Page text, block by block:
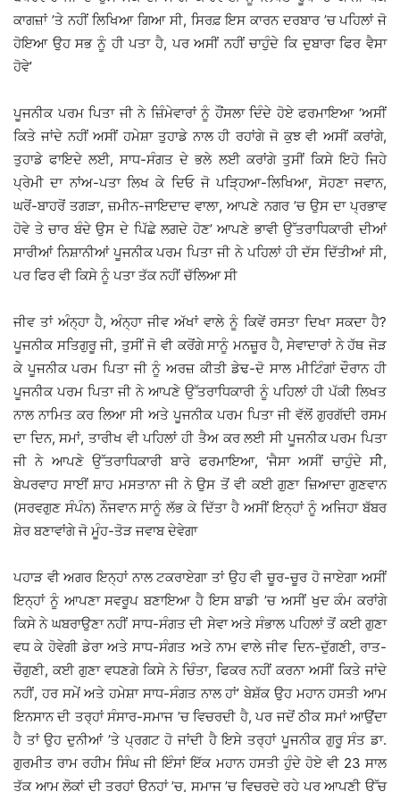
ਕਾਗਜ਼ਾਂ ’ਤੇ ਨਹੀਂ ਲਿਖਿਆ ਗਿਆ ਸੀ, ਸਿਰਫ਼ ਇਸ ਕਾਰਨ ਦਰਬਾਰ ’ਚ ਪਹਿਲਾਂ ਜੋ
ਹੋਇਆ ਉਹ ਸਭ ਨੂੰ ਹੀ ਪਤਾ ਹੈ, ਪਰ ਅਸੀਂ ਨਹੀਂ ਚਾਹੁੰਦੇ ਕਿ ਦੁਬਾਰਾ ਫਿਰ ਵੈਸਾ
ਹੋਵੇ’
ਪੂਜਨੀਕ ਪਰਮ ਪਿਤਾ ਜੀ ਨੇ ਜ਼ਿੰਮੇਵਾਰਾਂ ਨੂੰ ਹੌਂਸਲਾ ਦਿੰਦੇ ਹੋਏ ਫਰਮਾਇਆ ‘ਅਸੀਂ
ਕਿਤੇ ਜਾਂਦੇ ਨਹੀਂ ਅਸੀਂ ਹਮੇਸ਼ਾ ਤੁਹਾਡੇ ਨਾਲ ਹੀ ਰਹਾਂਗੇ ਜੋ ਕੁਝ ਵੀ ਅਸੀਂ ਕਰਾਂਗੇ,
ਤੁਹਾਡੇ ਫਾਇਦੇ ਲਈ, ਸਾਧ-ਸੰਗਤ ਦੇ ਭਲੇ ਲਈ ਕਰਾਂਗੇ ਤੁਸੀਂ ਕਿਸੇ ਇਹੋ ਜਿਹੇ
ਪ੍ਰੇਮੀ ਦਾ ਨਾਂਅ-ਪਤਾ ਲਿਖ ਕੇ ਦਿਓ ਜੋ ਪੜਿ੍ਹਆ-ਲਿਖਿਆ, ਸੋਹਣਾ ਜਵਾਨ,
ਘਰੋਂ-ਬਾਹਰੋਂ ਤਗੜਾ, ਜ਼ਮੀਨ-ਜਾਇਦਾਦ ਵਾਲਾ, ਆਪਣੇ ਨਗਰ ’ਚ ਉਸ ਦਾ ਪ੍ਰਭਾਵ
ਹੋਵੇ ਤੇ ਚਾਰ ਬੰਦੇ ਉਸ ਦੇ ਪਿੱਛੇ ਲਗਦੇ ਹੋਣ’ ਆਪਣੇ ਭਾਵੀ ਉੱਤਰਾਧਿਕਾਰੀ ਦੀਆਂ
ਸਾਰੀਆਂ ਨਿਸ਼ਾਨੀਆਂ ਪੂਜਨੀਕ ਪਰਮ ਪਿਤਾ ਜੀ ਨੇ ਪਹਿਲਾਂ ਹੀ ਦੱਸ ਦਿੱਤੀਆਂ ਸੀ,
ਪਰ ਫਿਰ ਵੀ ਕਿਸੇ ਨੂੰ ਪਤਾ ਤੱਕ ਨਹੀਂ ਚੱਲਿਆ ਸੀ
ਜੀਵ ਤਾਂ ਅੰਨ੍ਹਾ ਹੈ, ਅੰਨ੍ਹਾ ਜੀਵ ਅੱਖਾਂ ਵਾਲੇ ਨੂੰ ਕਿਵੇਂ ਰਸਤਾ ਦਿਖਾ ਸਕਦਾ ਹੈ?
ਪੂਜਨੀਕ ਸਤਿਗੁਰੂ ਜੀ, ਤੁਸੀਂ ਜੋ ਵੀ ਕਰੋਂਗੇ ਸਾਨੂੰ ਮਨਜ਼ੂਰ ਹੈ, ਸੇਵਾਦਾਰਾਂ ਨੇ ਹੱਥ ਜੋੜ
ਕੇ ਪੂਜਨੀਕ ਪਰਮ ਪਿਤਾ ਜੀ ਨੂੰ ਅਰਜ਼ ਕੀਤੀ ਡੇਢ-ਦੋ ਸਾਲ ਮੀਟਿੰਗਾਂ ਦੌਰਾਨ ਹੀ
ਪੂਜਨੀਕ ਪਰਮ ਪਿਤਾ ਜੀ ਨੇ ਆਪਣੇ ਉੱਤਰਾਧਿਕਾਰੀ ਨੂੰ ਪਹਿਲਾਂ ਹੀ ਪੱਕੀ ਲਿਖਤ
ਨਾਲ ਨਾਮਿਤ ਕਰ ਲਿਆ ਸੀ ਅਤੇ ਪੂਜਨੀਕ ਪਰਮ ਪਿਤਾ ਜੀ ਵੱਲੋਂ ਗੁਰਗੱਦੀ ਰਸਮ
ਦਾ ਦਿਨ, ਸਮਾਂ, ਤਾਰੀਖ ਵੀ ਪਹਿਲਾਂ ਹੀ ਤੈਅ ਕਰ ਲਈ ਸੀ ਪੂਜਨੀਕ ਪਰਮ ਪਿਤਾ
ਜੀ ਨੇ ਆਪਣੇ ਉੱਤਰਾਧਿਕਾਰੀ ਬਾਰੇ ਫਰਮਾਇਆ, ‘ਜੈਸਾ ਅਸੀਂ ਚਾਹੁੰਦੇ ਸੀੇ,
ਬੇਪਰਵਾਹ ਸਾਈਂ ਸ਼ਾਹ ਮਸਤਾਨਾ ਜੀ ਨੇ ਉਸ ਤੋਂ ਵੀ ਕਈ ਗੁਣਾ ਜ਼ਿਆਦਾ ਗੁਣਵਾਨ
(ਸਰਵਗੁਣ ਸੰਪੰਨ) ਨੌਜਵਾਨ ਸਾਨੂੰ ਲੱਭ ਕੇ ਦਿੱਤਾ ਹੈ ਅਸੀਂ ਇਨ੍ਹਾਂ ਨੂੰ ਅਜਿਹਾ ਬੱਬਰ
ਸ਼ੇਰ ਬਣਾਵਾਂਗੇ ਜੋ ਮੂੰਹ-ਤੋੜ ਜਵਾਬ ਦੇਵੇਗਾ
ਪਹਾੜ ਵੀ ਅਗਰ ਇਨ੍ਹਾਂ ਨਾਲ ਟਕਰਾਏਗਾ ਤਾਂ ਉਹ ਵੀ ਚੂਰ-ਚੂਰ ਹੋ ਜਾਏਗਾ ਅਸੀਂ
ਇਨ੍ਹਾਂ ਨੂੰ ਆਪਣਾ ਸਵਰੂਪ ਬਣਾਇਆ ਹੈ ਇਸ ਬਾਡੀ ’ਚ ਅਸੀਂ ਖੁਦ ਕੰਮ ਕਰਾਂਗੇ
ਕਿਸੇ ਨੇ ਘਬਰਾਉਣਾ ਨਹੀਂ ਸਾਧ-ਸੰਗਤ ਦੀ ਸੇਵਾ ਅਤੇ ਸੰਭਾਲ ਪਹਿਲਾਂ ਤੋਂ ਕਈ ਗੁਣਾ
ਵਧ ਕੇ ਹੋਵੇਗੀ ਡੇਰਾ ਅਤੇ ਸਾਧ-ਸੰਗਤ ਅਤੇ ਨਾਮ ਵਾਲੇ ਜੀਵ ਦਿਨ-ਦੁੱਗਣੀ, ਰਾਤ-
ਚੌਗੁਣੀ, ਕਈ ਗੁਣਾ ਵਧਣਗੇ ਕਿਸੇ ਨੇ ਚਿੰਤਾ, ਫਿਕਰ ਨਹੀਂ ਕਰਨਾ ਅਸੀਂ ਕਿਤੇ ਜਾਂਦੇ
ਨਹੀਂ, ਹਰ ਸਮੇਂ ਅਤੇ ਹਮੇਸ਼ਾ ਸਾਧ-ਸੰਗਤ ਨਾਲ ਹਾਂ’ ਬੇਸ਼ੱਕ ਉਹ ਮਹਾਨ ਹਸਤੀ ਆਮ
ਇਨਸਾਨ ਦੀ ਤਰ੍ਹਾਂ ਸੰਸਾਰ-ਸਮਾਜ ’ਚ ਵਿਚਰਦੀ ਹੈ, ਪਰ ਜਦੋਂ ਠੀਕ ਸਮਾਂ ਆਉਂਦਾ
ਹੈ ਤਾਂ ਉਹ ਦੁਨੀਆਂ ’ਤੇ ਪ੍ਰਗਟ ਹੋ ਜਾਂਦੀ ਹੈ ਇਸੇ ਤਰ੍ਹਾਂ ਪੂਜਨੀਕ ਗੁਰੂ ਸੰਤ ਡਾ.
ਗੁਰਮੀਤ ਰਾਮ ਰਹੀਮ ਸਿੰਘ ਜੀ ਇੰਸਾਂ ਇੱਕ ਮਹਾਨ ਹਸਤੀ ਹੁੰਦੇ ਹੋਏ ਵੀ 23 ਸਾਲ
ਤੱਕ ਆਮ ਲੋਕਾਂ ਦੀ ਤਰ੍ਹਾਂ ਉਨ੍ਹਾਂ ’ਚ, ਸਮਾਜ ’ਚ ਵਿਚਰਦੇ ਰਹੇ ਪਰ ਆਪਣੀ ਉੱਚ